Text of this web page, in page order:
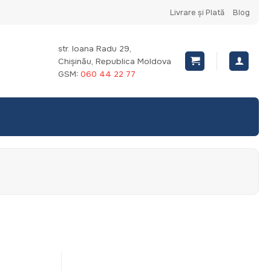
Livrare și Plată Blog
str. Ioana Radu 29,
Chișinău, Republica Moldova
GSM: 060 44 22 77